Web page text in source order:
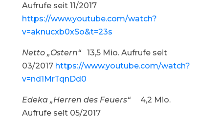
Aufrufe seit 11/2017
https://www.youtube.com/watch?
v=aknucxb0xSo&t=23s
Netto „Ostern“13,5 Mio. Aufrufe seit
03/2017 https://www.youtube.com/watch?
v=nd1MrTqnDd0
Edeka „Herren des Feuers“4,2 Mio.
Aufrufe seit 05/2017